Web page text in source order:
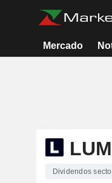
Mercado
Dividendos